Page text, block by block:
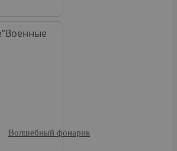
Военные
Волшебный фонарик